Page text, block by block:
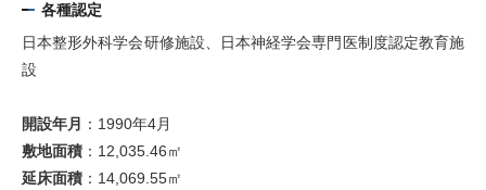
各種認定
日本整形外科学会研修施設、日本神経学会専門医制度認定教育施
設
開設年月
：1990年4月
敷地面積 ：12,035.46㎡
延床面積 ：14,069.55㎡